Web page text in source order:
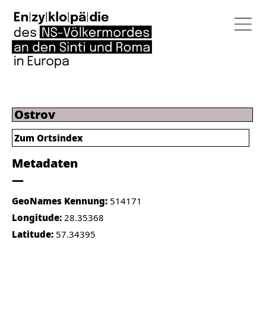
Ostrov
Metadaten
GeoNames Kennung: 514171
Longitude: 28.35368
Latitude: 57.34395
Zum Ortsindex